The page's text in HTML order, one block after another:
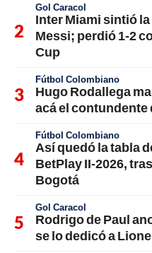
Gol Caracol
Inter Miami sintió
Messi; perdió 1-2
Cup
Fútbol Colombiano
Hugo Rodallega
acá el contundente
Fútbol Colombiano
Así quedó la tabla
BetPlay II-2026,
Bogotá
Gol Caracol
Rodrigo de Paul
se lo dedicó a